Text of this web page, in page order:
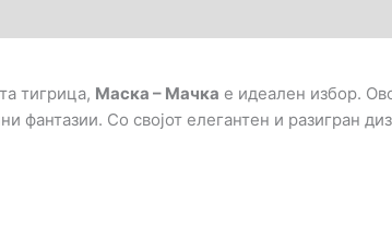
тигрица, Маска – Мачка е идеален избор.
фантазии. Со својот елегантен и разигран